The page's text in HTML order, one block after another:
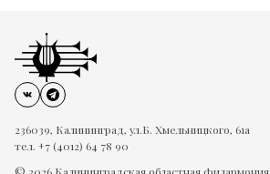
236039, Калининград, ул.Б. Хмельницкого, 61а
тел. +7 (4012) 64 78 90